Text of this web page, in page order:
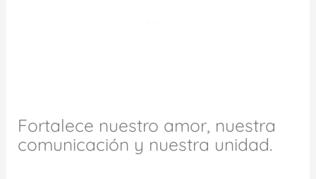
Fortalece nuestro amor, nuestra
comunicación y nuestra unidad.